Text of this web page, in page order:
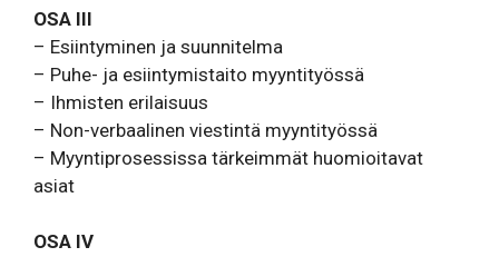
OSA III
– Esiintyminen ja suunnitelma
– Puhe- ja esiintymistaito myyntityössä
– Ihmisten erilaisuus
– Non-verbaalinen viestintä myyntityössä
– Myyntiprosessissa tärkeimmät huomioitavat
asiat
OSA IV